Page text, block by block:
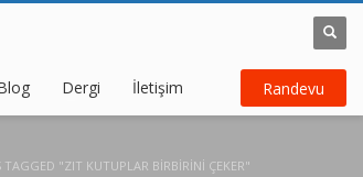
Dergi İletişim Randevu
TAGGED "ZIT KUTUPLAR BIRBIRINI ÇEKER"